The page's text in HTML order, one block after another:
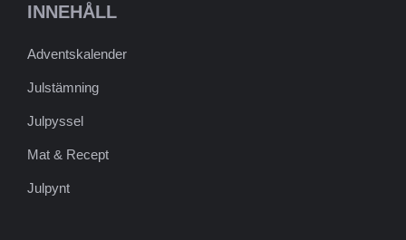
INNEHÅLL
Adventskalender
Julstämning
Julpyssel
Mat & Recept
Julpynt